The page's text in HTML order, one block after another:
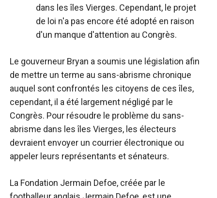
dans les îles Vierges. Cependant, le projet
de loi n'a pas encore été adopté en raison
d'un manque d'attention au Congrès.
Le gouverneur Bryan a soumis une législation afin
de mettre un terme au sans-abrisme chronique
auquel sont confrontés les citoyens de ces îles,
cependant, il a été largement négligé par le
Congrès. Pour résoudre le problème du sans-
abrisme dans les îles Vierges, les électeurs
devraient envoyer un courrier électronique ou
appeler leurs représentants et sénateurs.
La Fondation Jermain Defoe, créée par le